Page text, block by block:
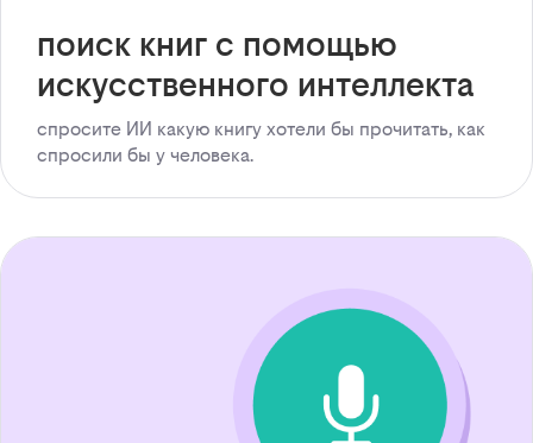
поиск книг с помощью
искусственного интеллекта
спросите ИИ какую книгу хотели бы прочитать, как
спросили бы у человека.